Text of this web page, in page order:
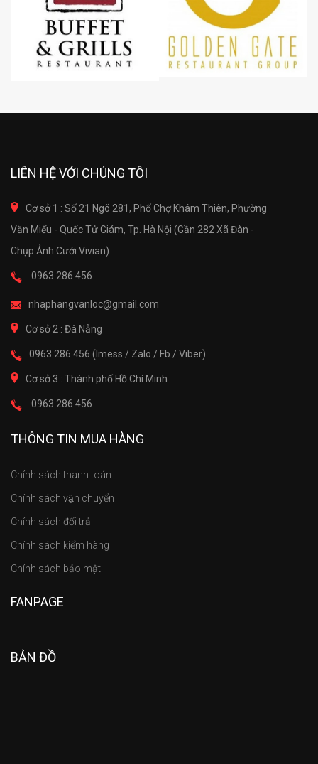
LIÊN HỆ VỚI CHÚNG TÔI
Cơ sở 1 : Số 21 Ngõ 281, Phố Chợ Khâm Thiên, Phường
Văn Miếu - Quốc Tử Giám, Tp. Hà Nội (Gần 282 Xã Đàn -
Chụp Ảnh Cưới Vivian)
0963 286 456
nhaphangvanloc@gmail.com
Cơ sở 2 : Đà Nẵng
0963 286 456 (Imess / Zalo / Fb / Viber)
Cơ sở 3 : Thành phố Hồ Chí Minh
0963 286 456
THÔNG TIN MUA HÀNG
Chính sách thanh toán
Chính sách vận chuyển
Chính sách đổi trả
Chính sách kiểm hàng
Chính sách bảo mật
FANPAGE
BẢN ĐỒ